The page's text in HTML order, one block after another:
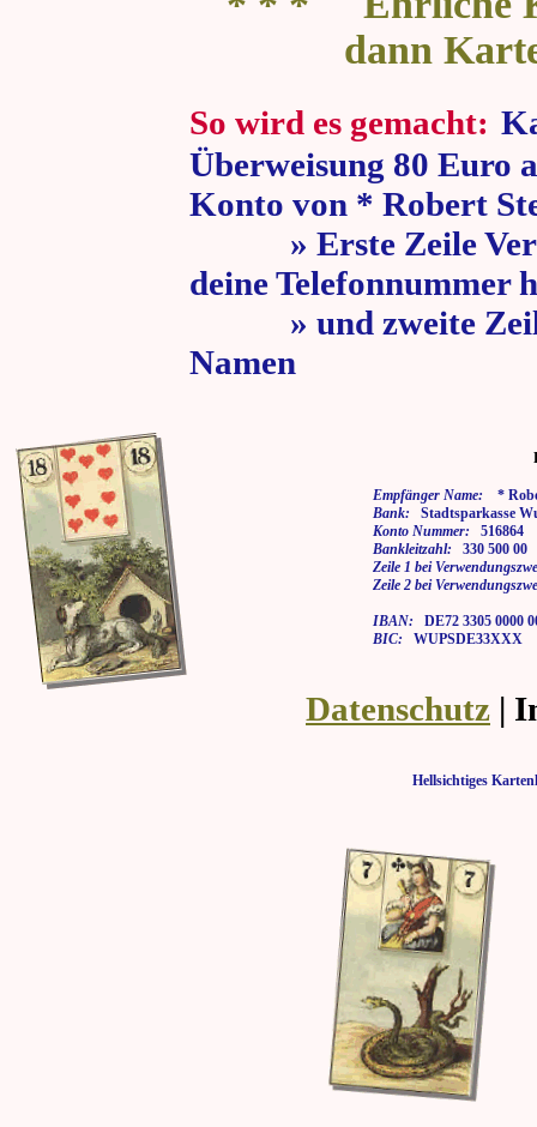
dann
So wird es gemacht:
Überweisung 80 Euro
Konto von * Robert
» Erste Zeile
deine Telefonnummer
» und zweite Zeile
Namen
Empfänger Name: *
Bank: Stadtsparkasse
Konto Nummer: 516864
Bankleitzahl: 330 500 00
Zeile 1 bei
Zeile 2 bei
IBAN: DE72 3305 0000
BIC: WUPSDE33XXX
Datenschutz |
Hellsichtiges